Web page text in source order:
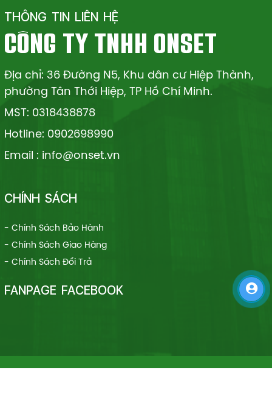
THÔNG TIN LIÊN HỆ
CÔNG TY TNHH ONSET
Địa chỉ: 36 Đường N5, Khu dân cư Hiệp Thành,
phường Tân Thới Hiệp, TP Hồ Chí Minh.
MST: 0318438878
Hotline: 0902698990
Email : info@onset.vn
CHÍNH SÁCH
- Chính Sách Bảo Hành
- Chính Sách Giao Hàng
- Chính Sách Đổi Trả
FANPAGE FACEBOOK